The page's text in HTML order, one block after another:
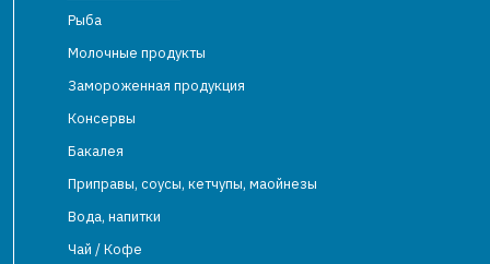
Рыба
Молочные продукты
Замороженная продукция
Консервы
Бакалея
Приправы, соусы, кетчупы, маойнезы
Вода, напитки
Чай / Кофе